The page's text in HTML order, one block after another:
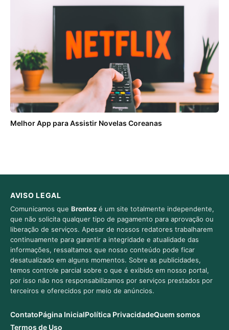
Melhor App para Assistir Novelas Coreanas
AVISO LEGAL
Comunicamos que Brontoz é um site totalmente independente,
que não solicita qualquer tipo de pagamento para aprovação ou
liberação de serviços. Apesar de nossos redatores trabalharem
continuamente para garantir a integridade e atualidade das
informações, ressaltamos que nosso conteúdo pode ficar
desatualizado em alguns momentos. Sobre as publicidades,
temos controle parcial sobre o que é exibido em nosso portal,
por isso não nos responsabilizamos por serviços prestados por
terceiros e oferecidos por meio de anúncios.
ContatoPágina InicialPolítica PrivacidadeQuem somos
Termos de Uso